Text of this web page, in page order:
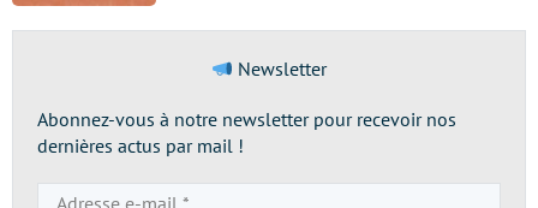
Newsletter
Abonnez-vous à notre newsletter pour recevoir nos
dernières actus par mail !